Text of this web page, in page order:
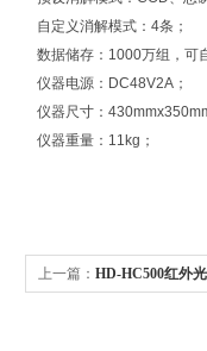
自定义消解模式：4条；
数据储存：1000万组，可
仪器电源：DC48V2A；
仪器尺寸：
仪器重量：11kg；
上一篇： HD-HC500红外